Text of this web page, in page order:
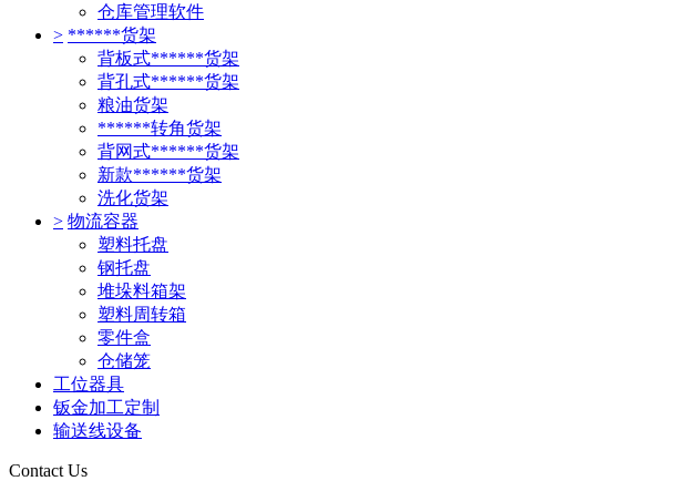
仓库管理软件
> ******货架
背板式******货架
背孔式******货架
粮油货架
******转角货架
背网式******货架
新款******货架
洗化货架
> 物流容器
塑料托盘
钢托盘
堆垛料箱架
塑料周转箱
零件盒
仓储笼
工位器具
钣金加工定制
输送线设备
Contact Us